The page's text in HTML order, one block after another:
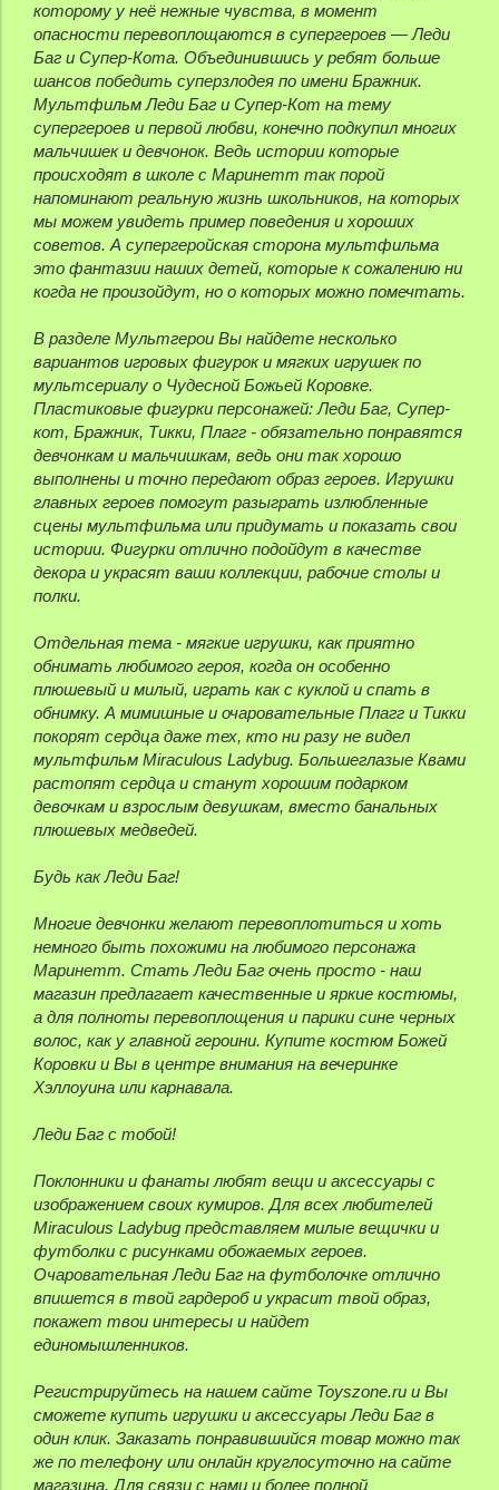
которому у неё нежные чувства, в момент
опасности перевоплощаются в супергероев — Леди
Баг и Супер-Кота. Объединившись у ребят больше
шансов победить суперзлодея по имени Бражник.
Мультфильм Леди Баг и Супер-Кот на тему
супергероев и первой любви, конечно подкупил многих
мальчишек и девчонок. Ведь истории которые
происходят в школе с Маринетт так порой
напоминают реальную жизнь школьников, на которых
мы можем увидеть пример поведения и хороших
советов. А супергеройская сторона мультфильма
это фантазии наших детей, которые к сожалению ни
когда не произойдут, но о которых можно помечтать.
В разделе Мультгерои Вы найдете несколько
вариантов игровых фигурок и мягких игрушек по
мультсериалу о Чудесной Божьей Коровке.
Пластиковые фигурки персонажей: Леди Баг, Супер-
кот, Бражник, Тикки, Плагг - обязательно понравятся
девчонкам и мальчишкам, ведь они так хорошо
выполнены и точно передают образ героев. Игрушки
главных героев помогут разыграть излюбленные
сцены мультфильма или придумать и показать свои
истории. Фигурки отлично подойдут в качестве
декора и украсят ваши коллекции, рабочие столы и
полки.
Отдельная тема - мягкие игрушки, как приятно
обнимать любимого героя, когда он особенно
плюшевый и милый, играть как с куклой и спать в
обнимку. А мимишные и очаровательные Плагг и Тикки
покорят сердца даже тех, кто ни разу не видел
мультфильм Miraculous Ladybug. Большеглазые Квами
растопят сердца и станут хорошим подарком
девочкам и взрослым девушкам, вместо банальных
плюшевых медведей.
Будь как Леди Баг!
Многие девчонки желают перевоплотиться и хоть
немного быть похожими на любимого персонажа
Маринетт. Стать Леди Баг очень просто - наш
магазин предлагает качественные и яркие костюмы,
а для полноты перевоплощения и парики сине черных
волос, как у главной героини. Купите костюм Божей
Коровки и Вы в центре внимания на вечеринке
Хэллоуина или карнавала.
Леди Баг с тобой!
Поклонники и фанаты любят вещи и аксессуары с
изображением своих кумиров. Для всех любителей
Miraculous Ladybug представляем милые вещички и
футболки с рисунками обожаемых героев.
Очаровательная Леди Баг на футболочке отлично
впишется в твой гардероб и украсит твой образ,
покажет твои интересы и найдет
единомышленников.
Регистрируйтесь на нашем сайте Toyszone.ru и Вы
сможете купить игрушки и аксессуары Леди Баг в
один клик. Заказать понравившийся товар можно так
же по телефону или онлайн круглосуточно на сайте
магазина. Для связи с нами и более полной